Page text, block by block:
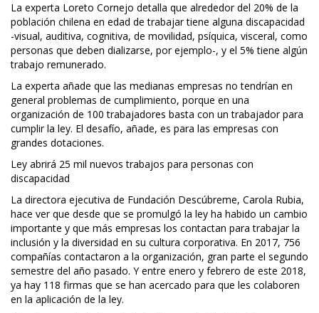
La experta Loreto Cornejo detalla que alrededor del 20% de la
población chilena en edad de trabajar tiene alguna discapacidad
-visual, auditiva, cognitiva, de movilidad, psíquica, visceral, como
personas que deben dializarse, por ejemplo-, y el 5% tiene algún
trabajo remunerado.
La experta añade que las medianas empresas no tendrían en
general problemas de cumplimiento, porque en una
organización de 100 trabajadores basta con un trabajador para
cumplir la ley. El desafío, añade, es para las empresas con
grandes dotaciones.
Ley abrirá 25 mil nuevos trabajos para personas con
discapacidad
La directora ejecutiva de Fundación Descúbreme, Carola Rubia,
hace ver que desde que se promulgó la ley ha habido un cambio
importante y que más empresas los contactan para trabajar la
inclusión y la diversidad en su cultura corporativa. En 2017, 756
compañías contactaron a la organización, gran parte el segundo
semestre del año pasado. Y entre enero y febrero de este 2018,
ya hay 118 firmas que se han acercado para que les colaboren
en la aplicación de la ley.